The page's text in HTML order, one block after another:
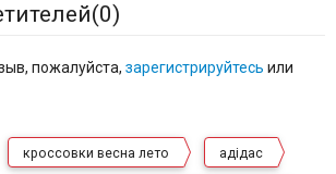
0)
пожалуйста, зарегистрируйтесь или
кроссовки весна лето адідас